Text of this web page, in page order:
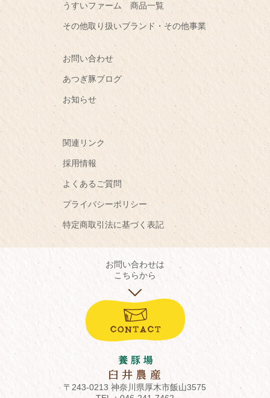
うすいファーム 商品一覧
その他取り扱いブランド・その他事業
お問い合わせ
あつぎ豚ブログ
お知らせ
関連リンク
採用情報
よくあるご質問
プライバシーポリシー
特定商取引法に基づく表記
お問い合わせは
こちらから
〒243-0213 神奈川県厚木市飯山3575